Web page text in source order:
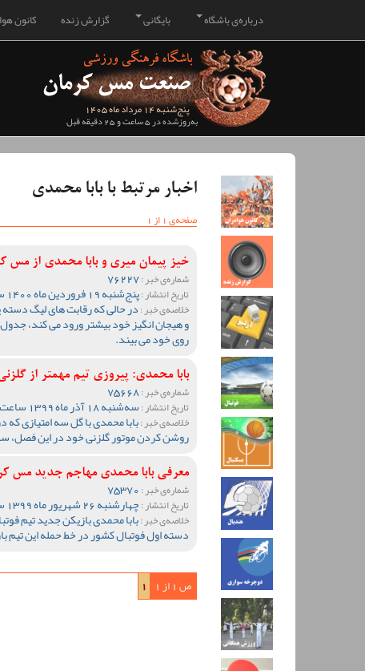
کانون گزارش زنده بایگانی درباره‌ی باشگاه
پنج‌شنبه 14 مرداد ماه 1405
به‌روزشده در 5 ساعت و 25 دقیقه قبل
اخبار مرتبط با بابا محمدی
صفحه‌ی 1 از 1
خیز پیمان میری و بابا محمدی از
شماره‌ی خبر :76227
تاریخ انتشار :پنج‌شنبه 19 فروردین ماه 1400 ساعت 13:44
خلاصه‌ی خبر :در حالی که رقابت های لیگ
و هیجان انگیز خود بیشتر ورود می کند،
روی خود می بیند.
بابا محمدی: پیروزی تیم مهمتر از
شماره‌ی خبر :75668
تاریخ انتشار :سه‌شنبه 18 آذر ماه 1399 ساعت 12:46
خلاصه‌ی خبر :بابا محمدی با گل سه امتیازی
روشن کردن موتور گلزنی خود در این فصل،
معرفی بابا محمدی مهاجم جدید مس
شماره‌ی خبر :
تاریخ انتشار :چهارشنبه 26 شهریور ماه 1399 ساعت 20:34
خلاصه‌ی خبر :بابا محمدی بازیکن جدید تیم
دسته اول فوتبال کشور در خط حمله این تیم
ص 1 از 1 1